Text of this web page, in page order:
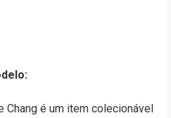
Chang é um item colecionável